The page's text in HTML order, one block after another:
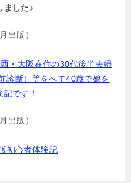
ました♪
出版）
・大阪在住の30代後半夫婦
診断）等をへて40歳で娘を
です！
出版）
初心者体験記